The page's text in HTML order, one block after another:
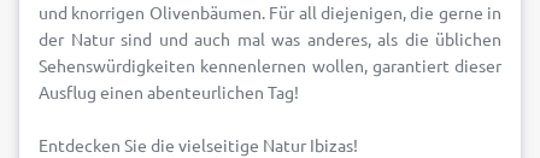
und knorrigen Olivenbäumen. Für all diejenigen, die gerne in
der Natur sind und auch mal was anderes, als die üblichen
Sehenswürdigkeiten kennenlernen wollen, garantiert dieser
Ausflug einen abenteurlichen Tag!
Entdecken Sie die vielseitige Natur Ibizas!